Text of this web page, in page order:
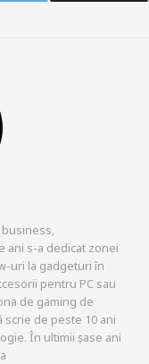
business,
ani s-a dedicat zonei
uri la gadgeturi în
pentru PC sau
de gaming de
scrie de peste 10 ani
În ultimii șase ani